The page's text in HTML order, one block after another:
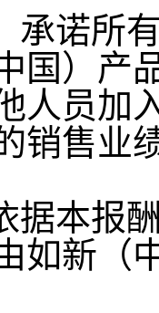
承诺所
国）产
人员加
销售业
据本报
如新（